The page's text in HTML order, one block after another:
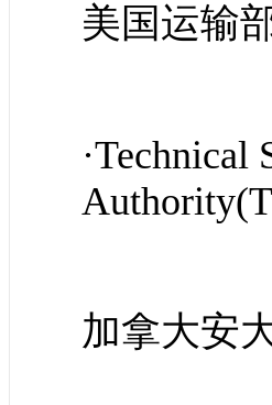
美国运输
·Technical
加拿大安